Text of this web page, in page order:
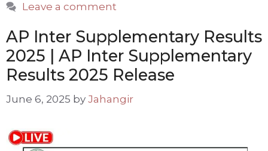
Leave a comment
AP Inter Supplementary Results
2025 | AP Inter Supplementary
Results 2025 Release
June 6, 2025 by Jahangir